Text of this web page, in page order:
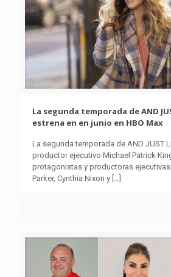
La segunda temporada de AND
estrena en en junio en HBO Max
La segunda temporada de AND JUST
productor ejecutivo Michael Patrick
protagonistas y productoras
Parker, Cynthia Nixon y […]